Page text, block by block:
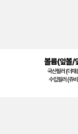
볼륨(앞볼/
국산필러 (더
수입필러 (쥬